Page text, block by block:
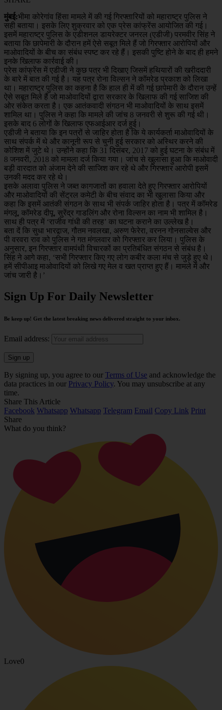
मुंबई:भीमा कोरेगांव हिंसा मामले में की गई गिरफ्तारियों को महाराष्‍ट्र पुलिस ने
सही बताया। इसके लिए शुक्रवार को एक प्रेस कांफ्रेंस आयोजित की गई।
इसमें महाराष्‍ट्र पुलिस के एडीशनल डायरेक्‍टर जनरल (एडीजी) परमवीर सिंह ने
बताया कि छापेमारी के दौरान हमें ऐसे सबूत मिले हैं जो गिरफ्तार आरोपियों और
माओवादियों के बीच का संबंध स्‍पष्‍ट कर रहे हैं। इसकी पुष्‍टि होने के बाद ही हमने
इनके खिलाफ कार्रवाई की।
प्रेस कांफ्रेंस में एडीजी ने कुछ पत्र भी दिखाए जिसमें हथियारों की खरीददारी
के बारे में बात की गई है। यह पत्र रोना विल्‍सन ने कॉमरेड प्रकाश को लिखा
था। महाराष्‍ट्र पुलिस का कहना है कि हाल ही में की गई छापेमारी के दौरान उन्‍हें
ऐसे सबूत मिले हैं जो माओवादियों द्वारा सरकार के खिलाफ की गई साजिश की
ओर संकेत करता है। एक आतंकवादी संगठन भी माओवादियों के साथ इसमें
शामिल था। पुलिस ने कहा कि मामले की जांच 8 जनवरी से शुरू की गई थी।
इसके बाद 6 लोगों के खिलाफ एफआईआर दर्ज हुई।
एडीजी ने बताया कि इन पत्रों से जाहिर होता है कि ये कार्यकर्ता माओवादियों के
साथ संपर्क में थे और कानूनी रूप से चुनी हुई सरकार को अस्थिर करने की
कोशिश में जुटे थे। उन्‍होंने कहा कि 31 दिसंबर, 2017 को हुई घटना के संबंध में
8 जनवरी, 2018 को मामला दर्ज किया गया। जांच से खुलासा हुआ कि माओवादी
बड़ी वारदात को अंजाम देने की साजिश कर रहे थे और गिरफ्तार आरोपी इसमें
उनकी मदद कर रहे थे।
इसके अलावा पुलिस ने जब्‍त कागजातों का हवाला देते हुए गिरफ्तार आरोपियों
और माओवादियों की सेंट्रल कमेटी के बीच संवाद का भी खुलासा किया और
कहा कि इसमें आतंकी संगठन के साथ भी संपर्क जाहिर होता है। पत्र में कॉमरेड
मंगलू, कॉमरेड दीपू, सुरेंद्र गाडलिंग और रोना विल्‍सन का नाम भी शामिल है।
साथ ही पत्र में ‘राजीव गांधी की तरह’ का घटना कराने का उल्‍लेख है।
बता दें कि सुधा भारद्वाज, गौतम नवलखा, अरुण फेरेरा, वरनन गोनसाल्‍वेस और
पी वरवरा राव को पुलिस ने गत मंगलवार को गिरफ्तार कर लिया। पुलिस के
अनुसार, इन गिरफ्तार वामपंथी विचारकों का प्रतिबंधित संगठन से संबंध है।
सिंह ने आगे कहा, ‘सभी गिरफ्तार किए गए लोग कबीर कला मंच से जुड़े हुए थे।
हमें सीपीआइ माओवादियों को लिखे गए मेल व खत प्राप्‍त हुए हैं। मामले में और
जांच जारी है।’
Sign Up For Daily Newsletter
Be keep up! Get the latest breaking news delivered straight to your inbox.
Email address:
By signing up, you agree to our Terms of Use and acknowledge the
data practices in our Privacy Policy. You may unsubscribe at any
time.
Share This Article
Facebook Whatsapp Whatsapp Telegram Email Copy Link Print
Share
What do you think?
Love0